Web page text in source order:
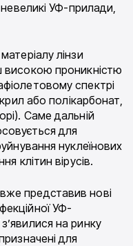
УФ-прилади,
лінзи
високою проникністю
спектрі
або полікарбонат,
Саме дальній
для
нуклеїнових
клітин вірусів.
представив нові
УФ-
з’явилися на ринку
для